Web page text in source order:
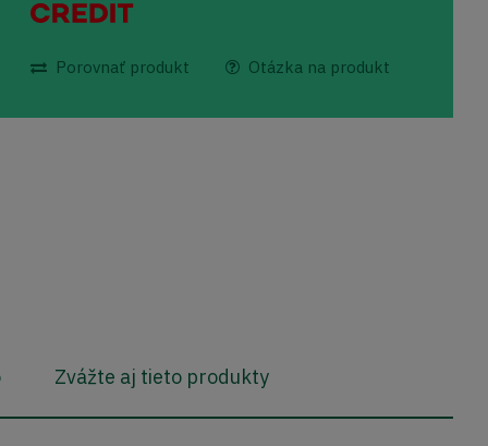
Porovnať produkt Otázka na produkt
Zvážte aj tieto produkty